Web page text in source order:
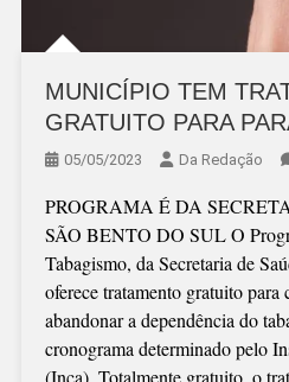
MUNICÍPIO TEM
GRATUITO PARA
05/05/2023 Da Redação
PROGRAMA É DA
SÃO BENTO DO SUL O
Tabagismo, da Secretaria de
oferece tratamento gratuito para
abandonar a dependência do
cronograma determinado pelo
(Inca). Totalmente gratuito, o